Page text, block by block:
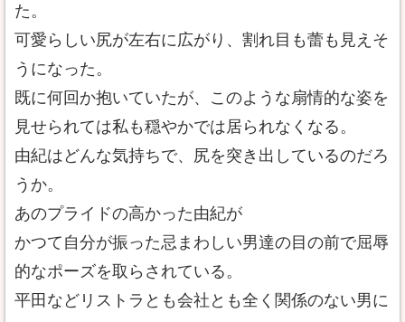
た。
可愛らしい尻が左右に広がり、割れ目も蕾も見えそ
うになった。
既に何回か抱いていたが、このような扇情的な姿を
見せられては私も穏やかでは居られなくなる。
由紀はどんな気持ちで、尻を突き出しているのだろ
うか。
あのプライドの高かった由紀が
かつて自分が振った忌まわしい男達の目の前で屈辱
的なポーズを取らされている。
平田などリストラとも会社とも全く関係のない男に